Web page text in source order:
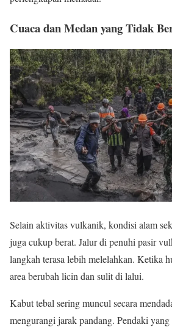
Cuaca dan Medan yang Tidak
Selain aktivitas vulkanik, kondisi alam
juga cukup berat. Jalur di penuhi pasir
langkah terasa lebih melelahkan. Ketika
area berubah licin dan sulit di lalui.
Kabut tebal sering muncul secara
mengurangi jarak pandang. Pendaki